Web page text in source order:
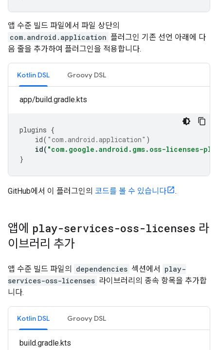
앱 수준 빌드 파일에서 파일 상단의
com.android.application 플러그인 기존 선언 아래에 다
음 줄을 추가하여 플러그인을 적용합니다.
Kotlin DSL Groovy DSL
app/build.gradle.kts
plugins {
id( "com.android.application" )
id( "com.google.android.gms.oss-licenses-
}
GitHub에서 이 플러그인의 코드를 볼 수 있습니다 .
앱에 play-services-oss-licenses 라
이브러리 추가
앱 수준 빌드 파일의 dependencies 섹션에서
play-
services-oss-licenses 라이브러리의 종속 항목을 추가합
니다.
Kotlin DSL Groovy DSL
build.gradle.kts